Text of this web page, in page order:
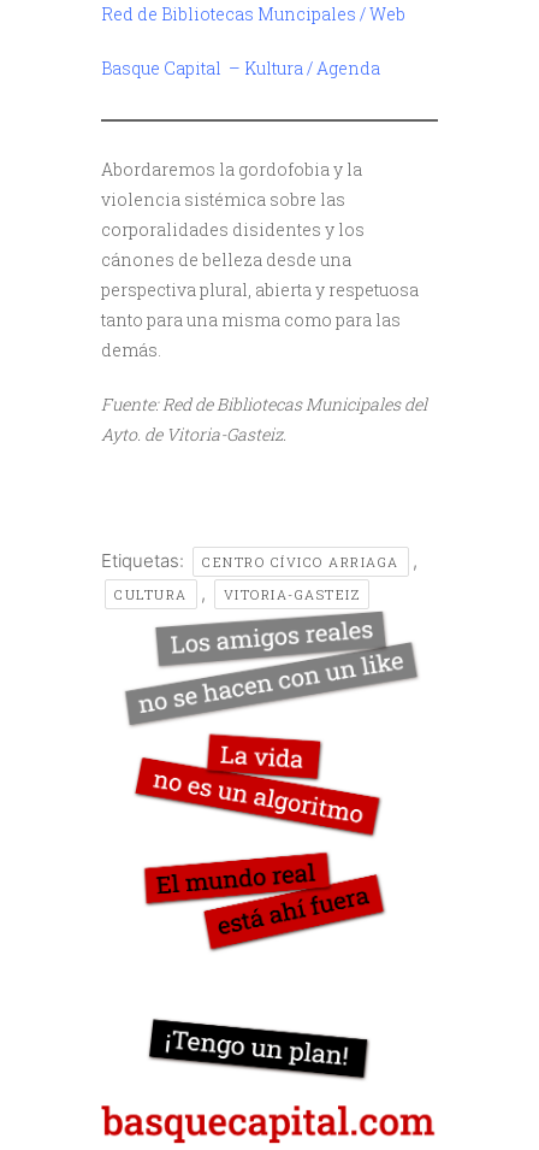
Red de Bibliotecas Muncipales / Web
Basque Capital – Kultura / Agenda
Abordaremos la gordofobia y la
violencia sistémica sobre las
corporalidades disidentes y los
cánones de belleza desde una
perspectiva plural, abierta y respetuosa
tanto parauna misma como para las
demás.
Fuente: Red de Bibliotecas Municipales del
Ayto. de Vitoria-Gasteiz.
Etiquetas: CENTRO CÍVICO ARRIAGA ,
CULTURA , VITORIA-GASTEIZ